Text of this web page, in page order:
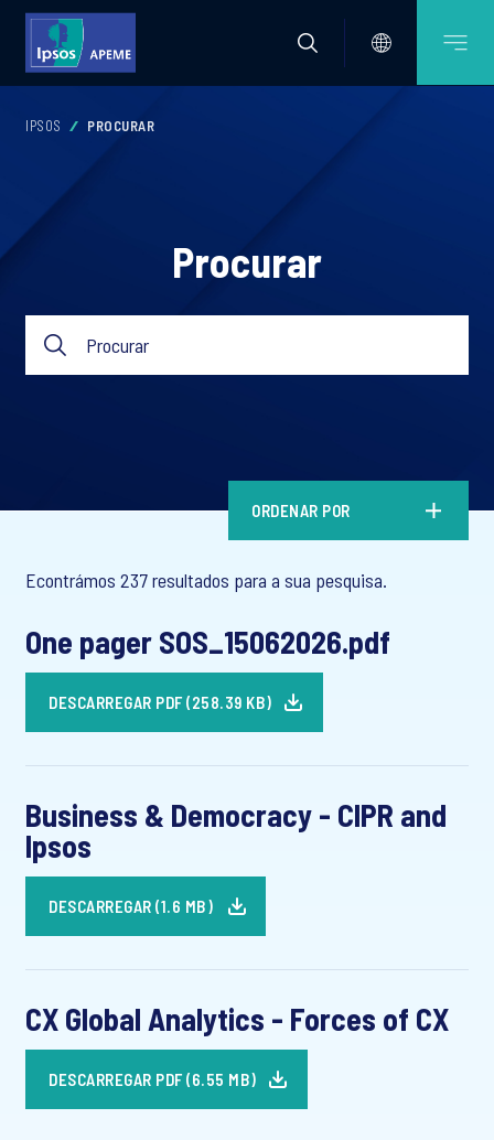
IPSOS PROCURAR
Procurar
ORDENAR POR
Econtrámos 237 resultados para a sua pesquisa.
One pager SOS_15062026.pdf
DESCARREGAR PDF (258.39 KB)
Business & Democracy - CIPR and
Ipsos
DESCARREGAR (1.6 MB)
CX Global Analytics - Forces of CX
DESCARREGAR PDF (6.55 MB)